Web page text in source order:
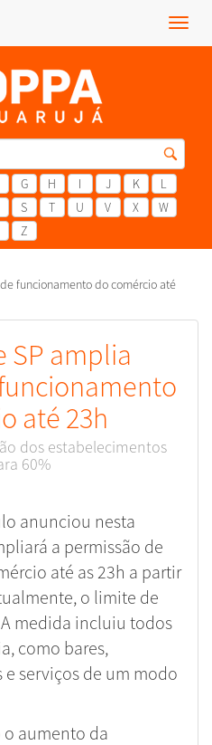
Menu
G H I J K
L
S T U V X
W
Z
funcionamento do comércio até
SP amplia
até 23h
dos estabelecimentos
60%
anunciou nesta
a permissão de
até as 23h a partir
o limite de
medida incluiu todos
como bares,
serviços de um modo
aumento da